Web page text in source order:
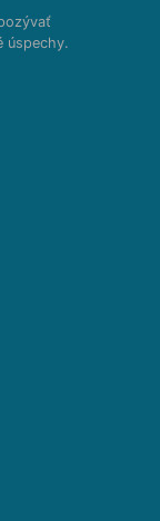
úspechy.